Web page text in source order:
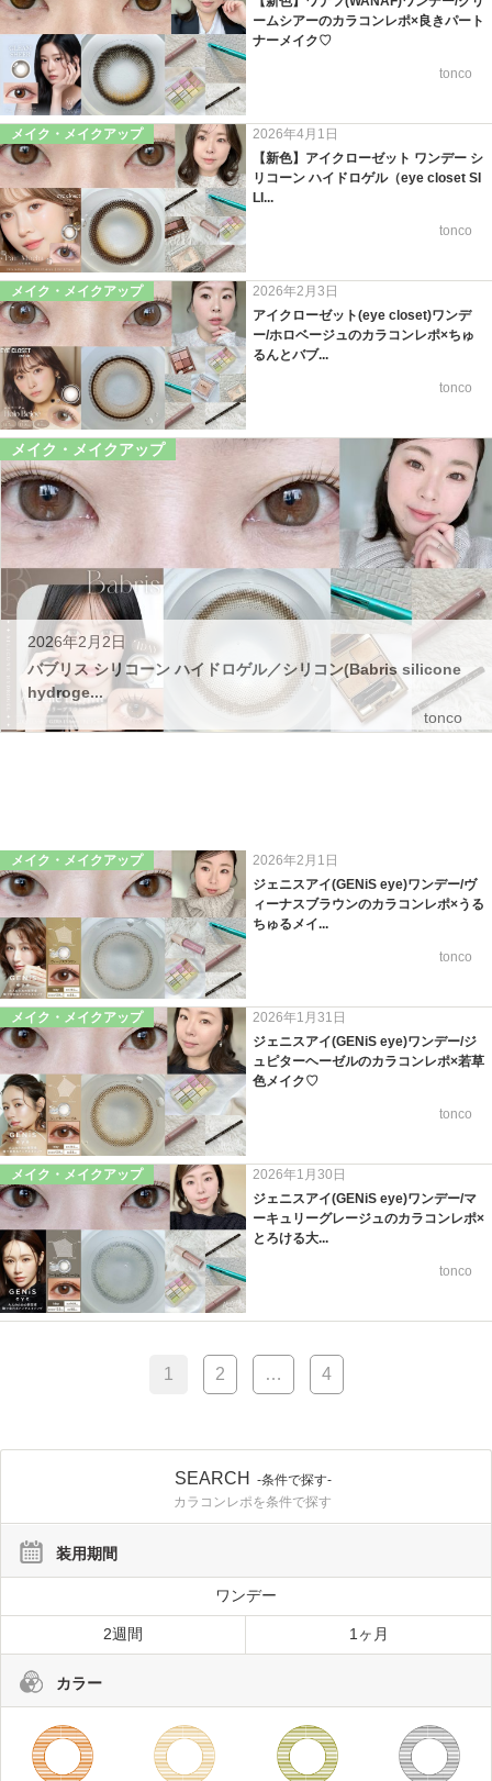
ームシアーのカラコンレポ×良きパート
ナーメイク♡
tonco
メイク・メイクアップ
2026年4月1日
【新色】アイクローゼット ワンデー シ
リコーン ハイドロゲル（eye closet SI
LI...
tonco
メイク・メイクアップ
2026年2月3日
アイクローゼット(eye closet)ワンデ
ー/ホロベージュのカラコンレポ×ちゅ
るんとバブ...
tonco
メイク・メイクアップ
2026年2月2日
バブリス シリコーン ハイドロゲル／シリコン(Babris silicone
hydroge...
tonco
メイク・メイクアップ
2026年2月1日
ジェニスアイ(GENiS eye)ワンデー/ヴ
ィーナスブラウンのカラコンレポ×うる
ちゅるメイ...
tonco
メイク・メイクアップ
2026年1月31日
ジェニスアイ(GENiS eye)ワンデー/ジ
ュピターヘーゼルのカラコンレポ×若草
色メイク♡
tonco
メイク・メイクアップ
2026年1月30日
ジェニスアイ(GENiS eye)ワンデー/マ
ーキュリーグレージュのカラコンレポ×
とろける大...
tonco
1 2 … 4
SEARCH
-条件で探す-
カラコンレポを条件で探す
装用期間
ワンデー
2週間 1ヶ月
カラー